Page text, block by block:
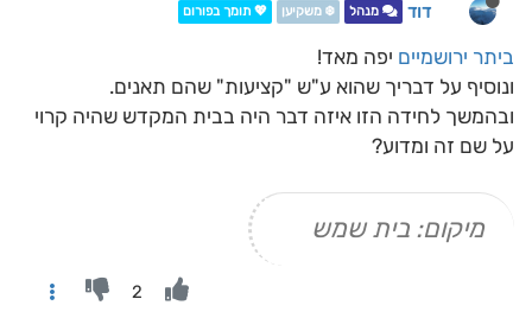
דוד מנהל ❄️ משקיען 💖 תומך בפורום
ביתר ירושמיים יפה מאד!
ונוסיף על דבריך שהוא ע"ש "קציעות" שהם תאנים.
ובהמשך לחידה הזו איזה דבר היה בבית המקדש שהיה קרוי
על שם זה ומדוע?
מיקום: בית שמש
2